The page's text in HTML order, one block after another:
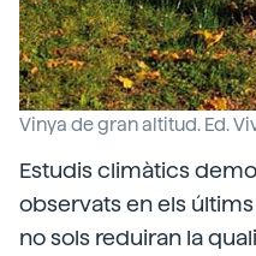
Vinya de gran altitud. Ed.
Estudis climàtics
observats en els
no sols reduiran la